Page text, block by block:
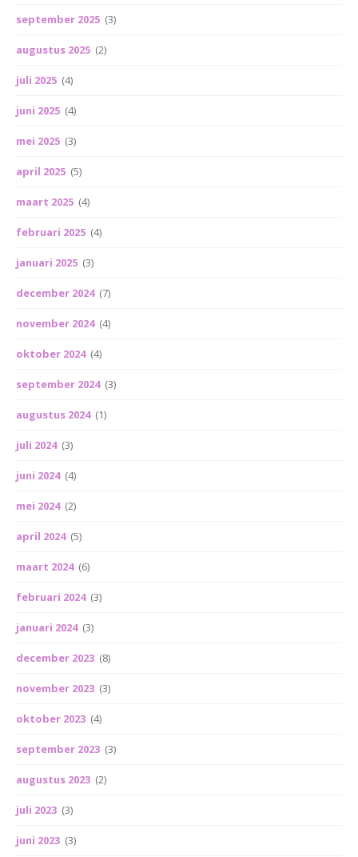
september 2025 (3)
augustus 2025 (2)
juli 2025 (4)
juni 2025 (4)
mei 2025 (3)
april 2025 (5)
maart 2025 (4)
februari 2025 (4)
januari 2025 (3)
december 2024 (7)
november 2024 (4)
oktober 2024 (4)
september 2024 (3)
augustus 2024 (1)
juli 2024 (3)
juni 2024 (4)
mei 2024 (2)
april 2024 (5)
maart 2024 (6)
februari 2024 (3)
januari 2024 (3)
december 2023 (8)
november 2023 (3)
oktober 2023 (4)
september 2023 (3)
augustus 2023 (2)
juli 2023 (3)
juni 2023 (3)